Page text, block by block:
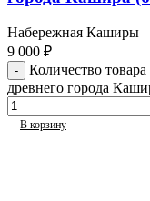
Набережная Каширы
9 000 ₽
Количество
древнего города
В корзину